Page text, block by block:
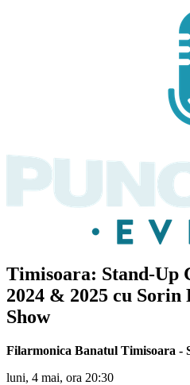
Timisoara: Stand-Up
2024 & 2025 cu Sorin
Show
Filarmonica Banatul Timisoara -
luni, 4 mai, ora 20:30